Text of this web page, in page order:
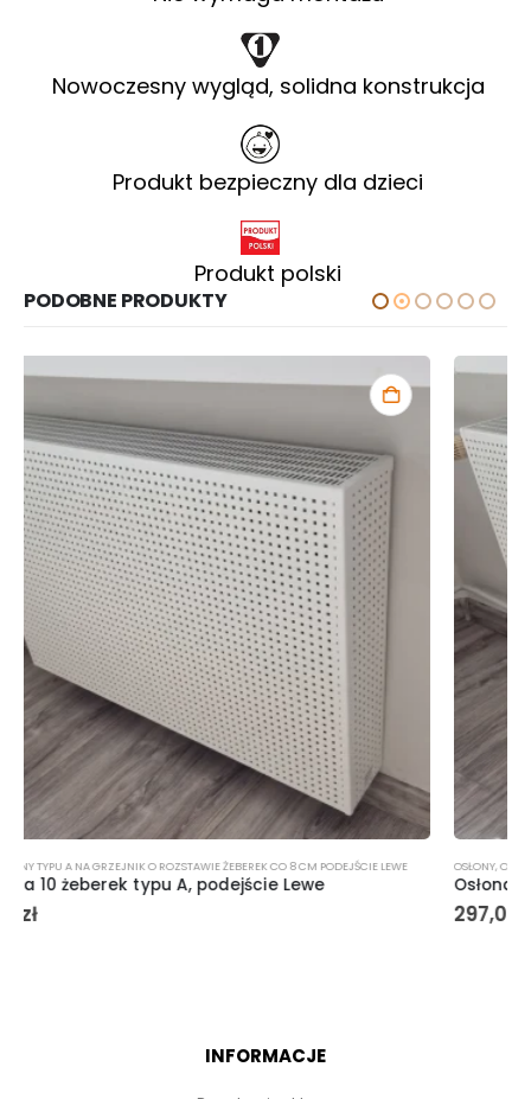
Nowoczesny wygląd, solidna konstrukcja
Produkt bezpieczny dla dzieci
Produkt polski
PODOBNE PRODUKTY
OSŁONY ,OSŁONY TYPU A NA GRZEJNIK O ROZSTAWIE ŻEBEREK CO 8 CM PODEJŚCIE LEWE
Osłona na 4 żeberka typu A, podejście Lewe
297,00
INFORMACJE